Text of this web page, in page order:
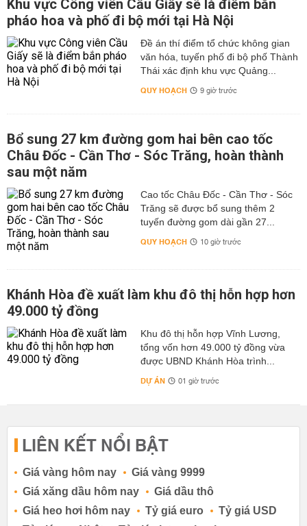
Khu vực Công viên Cầu Giấy sẽ là điểm bắn
pháo hoa và phố đi bộ mới tại Hà Nội
Đề án thí điểm tổ chức không gian
văn hóa, tuyến phố đi bộ phố Thành
Thái xác định khu vực Quảng...
QUY HOẠCH 9 giờ trước
Bổ sung 27 km đường gom hai bên cao tốc
Châu Đốc - Cần Thơ - Sóc Trăng, hoàn thành
sau một năm
Cao tốc Châu Đốc - Cần Thơ - Sóc
Trăng sẽ được bổ sung thêm 2
tuyến đường gom dài gần 27...
QUY HOẠCH 10 giờ trước
Khánh Hòa đề xuất làm khu đô thị hỗn hợp hơn
49.000 tỷ đồng
Khu đô thị hỗn hợp Vĩnh Lương,
tổng vốn hơn 49.000 tỷ đồng vừa
được UBND Khánh Hòa trình...
DỰ ÁN 01 giờ trước
LIÊN KẾT NỔI BẬT
Giá vàng hôm nay
Giá vàng 9999
Giá xăng dầu hôm nay
Giá dầu thô
Giá heo hơi hôm nay
Tỷ giá euro
Tỷ giá USD